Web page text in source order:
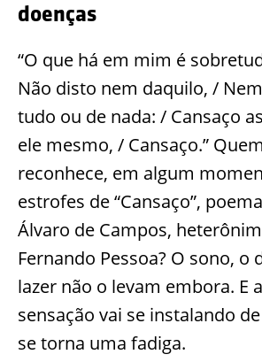
doenças
“O que há em mim é
Não disto nem daquilo, /
tudo ou de nada: / Cansaço
ele mesmo, / Cansaço.”
reconhece, em algum
estrofes de “Cansaço”,
Álvaro de Campos,
Fernando Pessoa? O sono, o
lazer não o levam embora. E
sensação vai se instalando
se torna uma fadiga.